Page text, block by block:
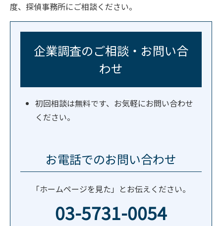
度、探偵事務所にご相談ください。
企業調査のご相談・お問い合
わせ
初回相談は無料です、お気軽にお問い合わせ
ください。
お電話でのお問い合わせ
「ホームページを見た」とお伝えください。
03-5731-0054